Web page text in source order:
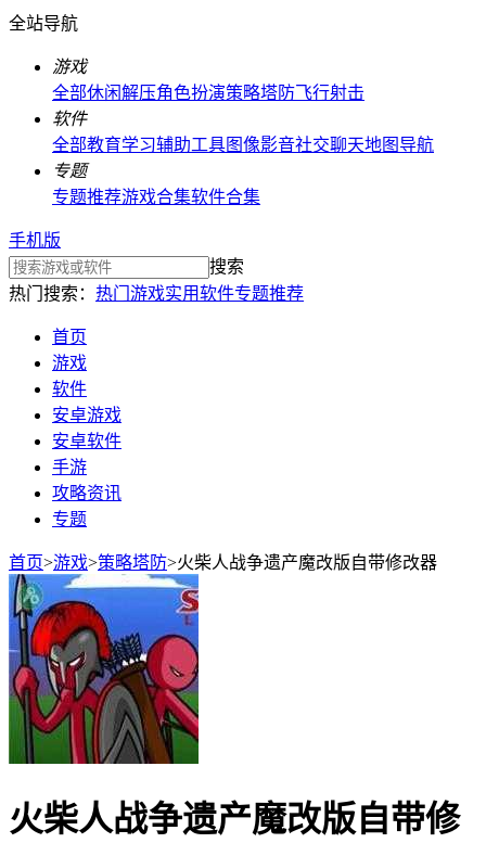
全站导航
游戏
全部休闲解压角色扮演策略塔防飞行射击
软件
全部教育学习辅助工具图像影音社交聊天地图导航
专题
专题推荐游戏合集软件合集
手机版
搜索
热门搜索： 热门游戏实用软件专题推荐
首页
游戏
软件
安卓游戏
安卓软件
手游
攻略资讯
专题
首页>游戏>策略塔防>火柴人战争遗产魔改版自带修改器
火柴人战争遗产魔改版自带修